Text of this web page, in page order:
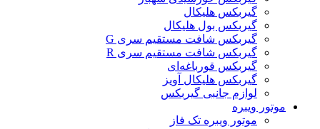
گیربکس هلیکال
گیربکس بول هلیکال
گیربکس شافت مستقیم سری G
گیربکس شافت مستقیم سری R
گیربکس قورباغه‌ای
گیربکس هلیکال آویز
لوازم جانبی گیربکس
موتور ویبره
موتور ویبره تک فاز